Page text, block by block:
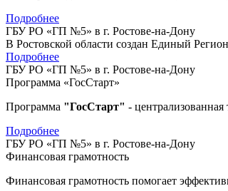
Подробнее
ГБУ РО «ГП №5» в г. Ростове-на-Дону
В Ростовской области создан Единый
Подробнее
ГБУ РО «ГП №5» в г. Ростове-на-Дону
Программа «ГосСтарт»
Программа "ГосСтарт" -
Подробнее
ГБУ РО «ГП №5» в г. Ростове-на-Дону
Финансовая грамотность
Финансовая грамотность помогает